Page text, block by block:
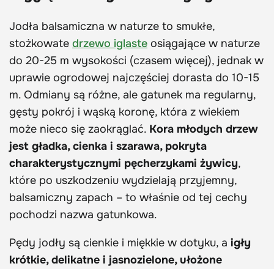
Jodła balsamiczna w naturze to smukłe,
stożkowate drzewo iglaste osiągające w naturze
do 20-25 m wysokości (czasem więcej), jednak w
uprawie ogrodowej najczęściej dorasta do 10-15
m. Odmiany są różne, ale gatunek ma regularny,
gęsty pokrój i wąską koronę, która z wiekiem
może nieco się zaokrąglać. Kora młodych drzew
jest gładka, cienka i szarawa, pokryta
charakterystycznymi pęcherzykami żywicy,
które po uszkodzeniu wydzielają przyjemny,
balsamiczny zapach – to właśnie od tej cechy
pochodzi nazwa gatunkowa.
Pędy jodły są cienkie i miękkie w dotyku, a igły
krótkie, delikatne i jasnozielone, ułożone